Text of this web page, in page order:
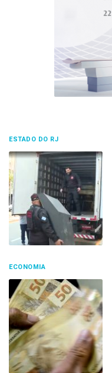
ESTADO DO RJ
ECONOMIA